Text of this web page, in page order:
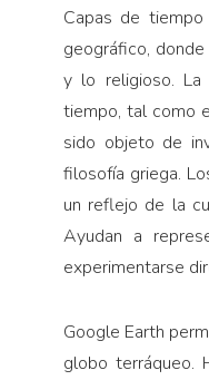
Capas de
geográfico,
y lo religioso.
tiempo, tal como
sido objeto de
filosofía griega.
un reflejo de la
Ayudan a
experimentarse
Google Earth
globo terráqueo.